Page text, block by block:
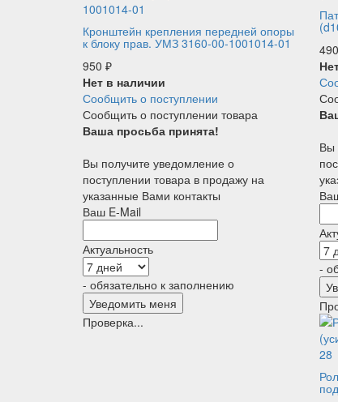
Кронштейн крепления передней опоры
к блоку прав. УМЗ 3160-00-1001014-01
950 ₽
Нет в наличии
Сообщить о поступлении
Сообщить о поступлении товара
Ваша просьба принята!
Вы получите уведомление о
поступлении товара в продажу на
указанные Вами контакты
Ваш E-Mail
Актуальность
- обязательно к заполнению
Проверка...
Вы
-